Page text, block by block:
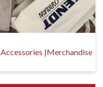
Accessories |Merchandise